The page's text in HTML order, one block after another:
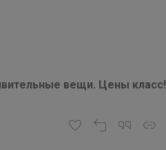
вещи. Цены класс!